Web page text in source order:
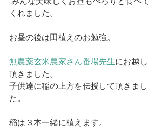
くれました。
お昼の後は田植えのお勉強。
無農薬玄米農家さん番場先生にお越し
頂きました。
子供達に稲の上方を伝授して頂きまし
た。
稲は３本一緒に植えます。